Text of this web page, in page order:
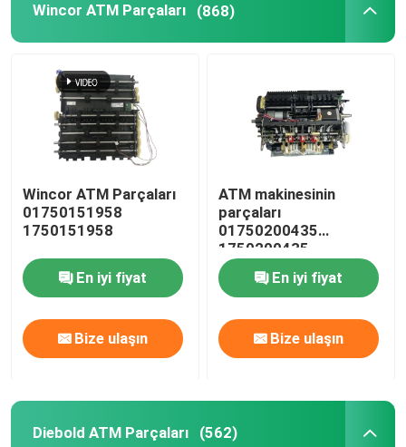
Wincor ATM Parçaları (868)
Wincor ATM Parçaları
01750151958
1750151958
En iyi fiyat
Bize ulaşın
ATM makinesinin
parçaları
01750200435
1750200435
En iyi fiyat
Bize ulaşın
Diebold ATM Parçaları (562)